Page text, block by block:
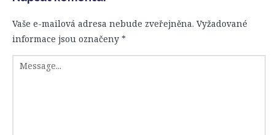
Vaše e-mailová adresa nebude zveřejněna. Vyžadované
informace jsou označeny *